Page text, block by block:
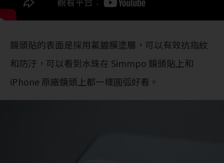
鏡頭貼的表面是採用氟鍍膜塗層，可以有效抗指紋
和防汙，可以看到水珠在 Simmpo 鏡頭貼上和
iPhone 原廠鏡頭上都一樣圓弧好看。